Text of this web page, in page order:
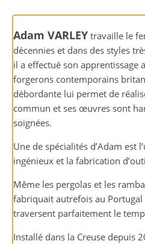
Adam VARLEY travaille le
décennies et dans des styles
il a effectué son apprentissage
forgerons contemporains
débordante lui permet de
commun et ses œuvres sont
soignées.
Une de spécialités d’Adam est
ingénieux et la fabrication
Même les pergolas et les
fabriquait autrefois au
traversent parfaitement le
Installé dans la Creuse depuis